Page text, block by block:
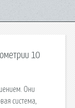
10
Они
сиcтема,